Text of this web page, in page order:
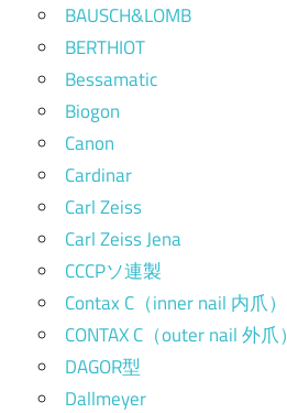
BAUSCH&LOMB
BERTHIOT
Bessamatic
Biogon
Canon
Cardinar
Carl Zeiss
Carl Zeiss Jena
CCCPソ連製
Contax C（inner nail 内爪）
CONTAX C（outer nail 外爪）
DAGOR型
Dallmeyer